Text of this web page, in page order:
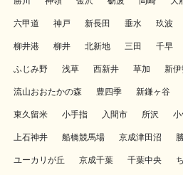
六甲道 神戸 新長田 垂水 玖波
柳井港 柳井 北新地 三田 千早
ふじみ野 浅草 西新井 草加 新
流山おおたかの森 豊四季 新鎌ヶ谷
東久留米 小手指 入間市 所沢
上石神井 船橋競馬場 京成津田沼
ユーカリが丘 京成千葉 千葉中央